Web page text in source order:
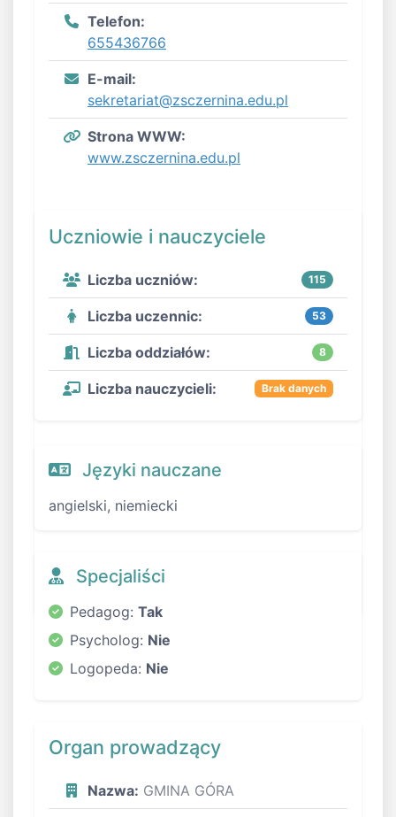
Telefon:
655436766
E-mail:
sekretariat@zsczernina.edu.pl
Strona WWW:
www.zsczernina.edu.pl
Uczniowie i nauczyciele
Liczba uczniów: 115
Liczba uczennic: 53
Liczba oddziałów: 8
Liczba nauczycieli: Brak danych
Języki nauczane
angielski, niemiecki
Specjaliści
Pedagog: Tak
Psycholog: Nie
Logopeda: Nie
Organ prowadzący
Nazwa: GMINA GÓRA